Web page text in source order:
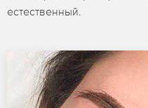
естественный.